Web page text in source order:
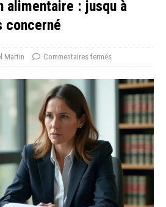
alimentaire : jusqu à
concerné
Martin Commentaires fermés